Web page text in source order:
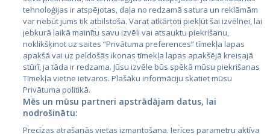
Литва
City24.lv
City24.ee
Kainos.lt
tehnoloģijas ir atspējotas, daļa no redzamā satura un reklāmām
var nebūt jums tik atbilstoša. Varat atkārtoti piekļūt šai izvēlnei, lai
jebkurā laikā mainītu savu izvēli vai atsauktu piekrišanu,
noklikšķinot uz saites “Privātuma preferences” tīmekļa lapas
apakšā vai uz peldošās ikonas tīmekļa lapas apakšējā kreisajā
stūrī, ja tāda ir redzama. Jūsu izvēle būs spēkā mūsu piekrišanas
Tīmekļa vietne ietvaros. Plašāku informāciju skatiet mūsu
Privātuma politikā.
Mēs un mūsu partneri apstrādājam datus, lai
nodrošinātu:
Precīzas atrašanās vietas izmantošana. Ierīces parametru aktīva